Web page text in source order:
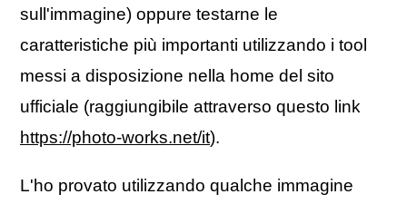
sull'immagine) oppure testarne le
caratteristiche più importanti utilizzando i tool
messi a disposizione nella home del sito
ufficiale (raggiungibile attraverso questo link
https://photo-works.net/it).
L'ho provato utilizzando qualche immagine